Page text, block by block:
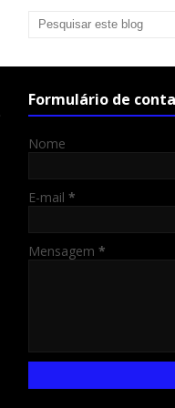
Formulário de
Nome
E-mail *
Mensagem *